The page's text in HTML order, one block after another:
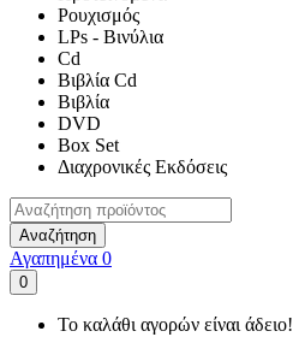
Ρουχισμός
LPs - Βινύλια
Cd
Βιβλία Cd
Βιβλία
DVD
Box Set
Διαχρονικές Εκδόσεις
Αναζήτηση
Αγαπημένα 0
0
Το καλάθι αγορών είναι άδειο!